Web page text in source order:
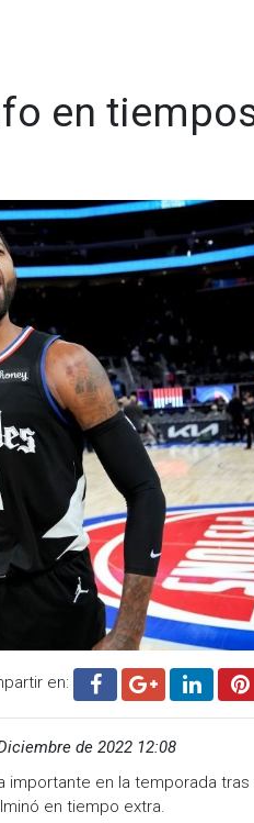
(@lebron)
la NBA formará un equipo de
y el novato VJ Edgecombe,
desde 1983.
en
en:
de 2022 12:08
importante en la temporada
en tiempo extra.